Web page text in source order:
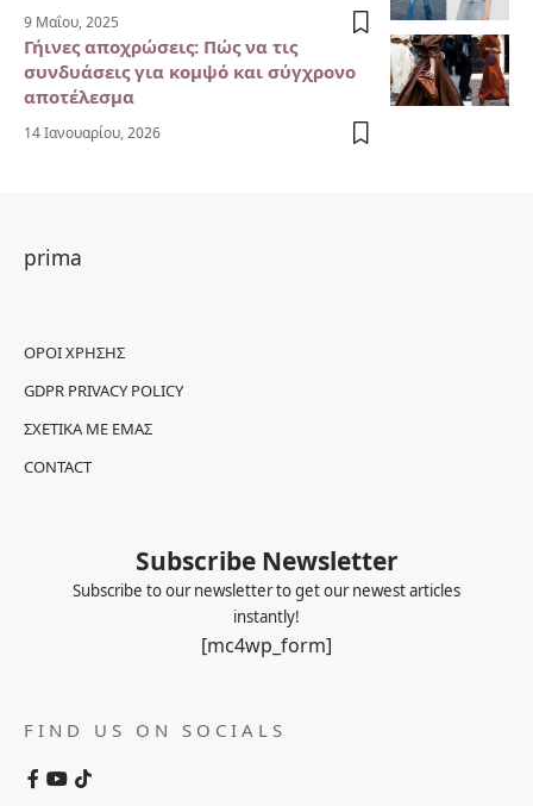
9 Μαΐου, 2025
Γήινες αποχρώσεις: Πώς να τις
συνδυάσεις για κομψό και σύγχρονο
αποτέλεσμα
14 Ιανουαρίου, 2026
prima
ΌΡΟΙ ΧΡΉΣΗΣ
GDPR PRIVACY POLICY
ΣΧΕΤΙΚΆ ΜΕ ΕΜΆΣ
CONTACT
Subscribe Newsletter
Subscribe to our newsletter to get our newest articles
instantly!
[mc4wp_form]
FIND US ON SOCIALS